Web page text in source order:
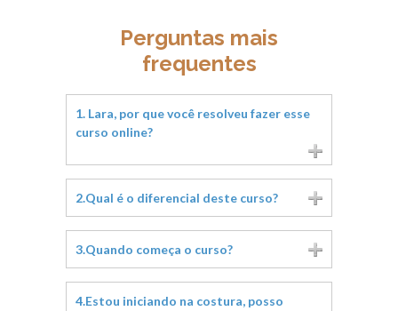
Perguntas mais
frequentes
1. Lara, por que você resolveu fazer esse
curso online?
2.Qual é o diferencial deste curso?
3.Quando começa o curso?
4.Estou iniciando na costura, posso